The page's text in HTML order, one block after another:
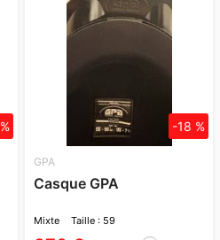
GPA
Casque GPA
Mixte Taille : 59
-18 %